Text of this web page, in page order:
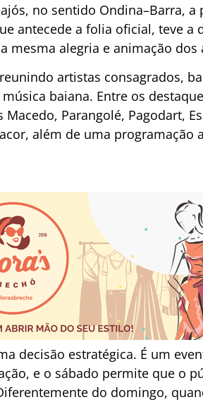
no sentido Ondina–Barra, a
antecede a folia oficial, teve a
alegria e animação dos
artistas consagrados,
baiana. Entre os
Parangolé, Pagodart,
além de uma programação
decisão estratégica. É um
e o sábado permite que o
do domingo,